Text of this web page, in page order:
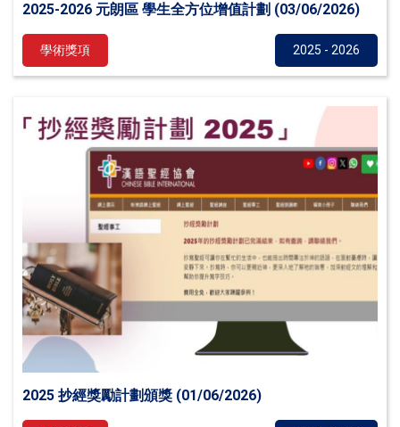
2025-2026 元朗區 學生全方位增值計劃 (03/06/2026)
學術獎項 2025 - 2026
2025 抄經獎勵計劃頒獎 (01/06/2026)